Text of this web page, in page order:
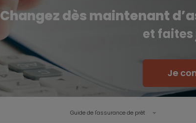
Changez dès maintenant
et faites
Je
Guide de l'assurance de prêt